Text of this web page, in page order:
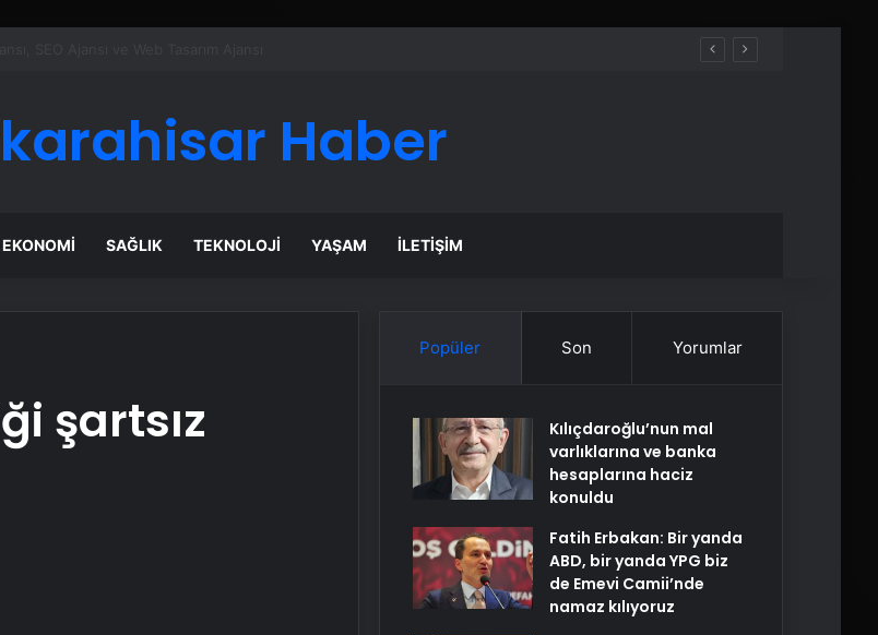
Haber
EKONOMI SAĞLIK TEKNOLOJI YAŞAM İLETIŞIM
şartsız
Popüler Son Yorumlar
Kılıçdaroğlu’nun mal
varlıklarına ve banka
hesaplarına haciz
konuldu
Fatih Erbakan: Bir yanda
ABD, bir yanda YPG biz
de Emevi Camii’nde
namaz kılıyoruz